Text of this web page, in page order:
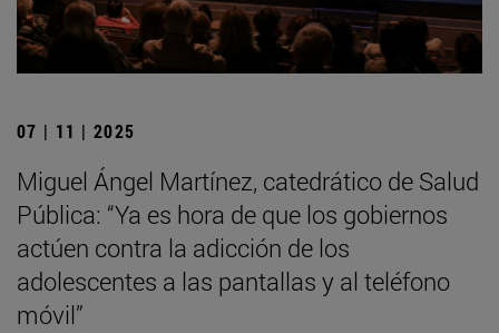
07 | 11 | 2025
Miguel Ángel Martínez, catedrático de Salud
Pública: “Ya es hora de que los gobiernos
actúen contra la adicción de los
adolescentes a las pantallas y al teléfono
móvil”